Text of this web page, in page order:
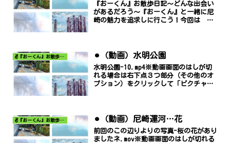
『おーくん』お散歩日記〜どんな出会い
があるだろう〜『おーくん』と一緒に尼
崎の魅力を追求しに行こう！今回は 元
「ピクチャー イン...
✌️『おーくん』お散歩日記〜どんな出会いがあるだろう〜 ⚫︎（動画）水明公園
水明公園-10.mp4※動画画面のはしが切
れる場合は右下点３つ部分（その他のオ
プション）をクリックして「ピクチャ
✌️『おーくん』お散歩日記〜どんな出会いがあるだろう〜 ⚫︎（動画）尼崎運河…花
前回のこの辺りよりの写真-桜の花があり
ましたネ.mov※動画画面のはしが切れる